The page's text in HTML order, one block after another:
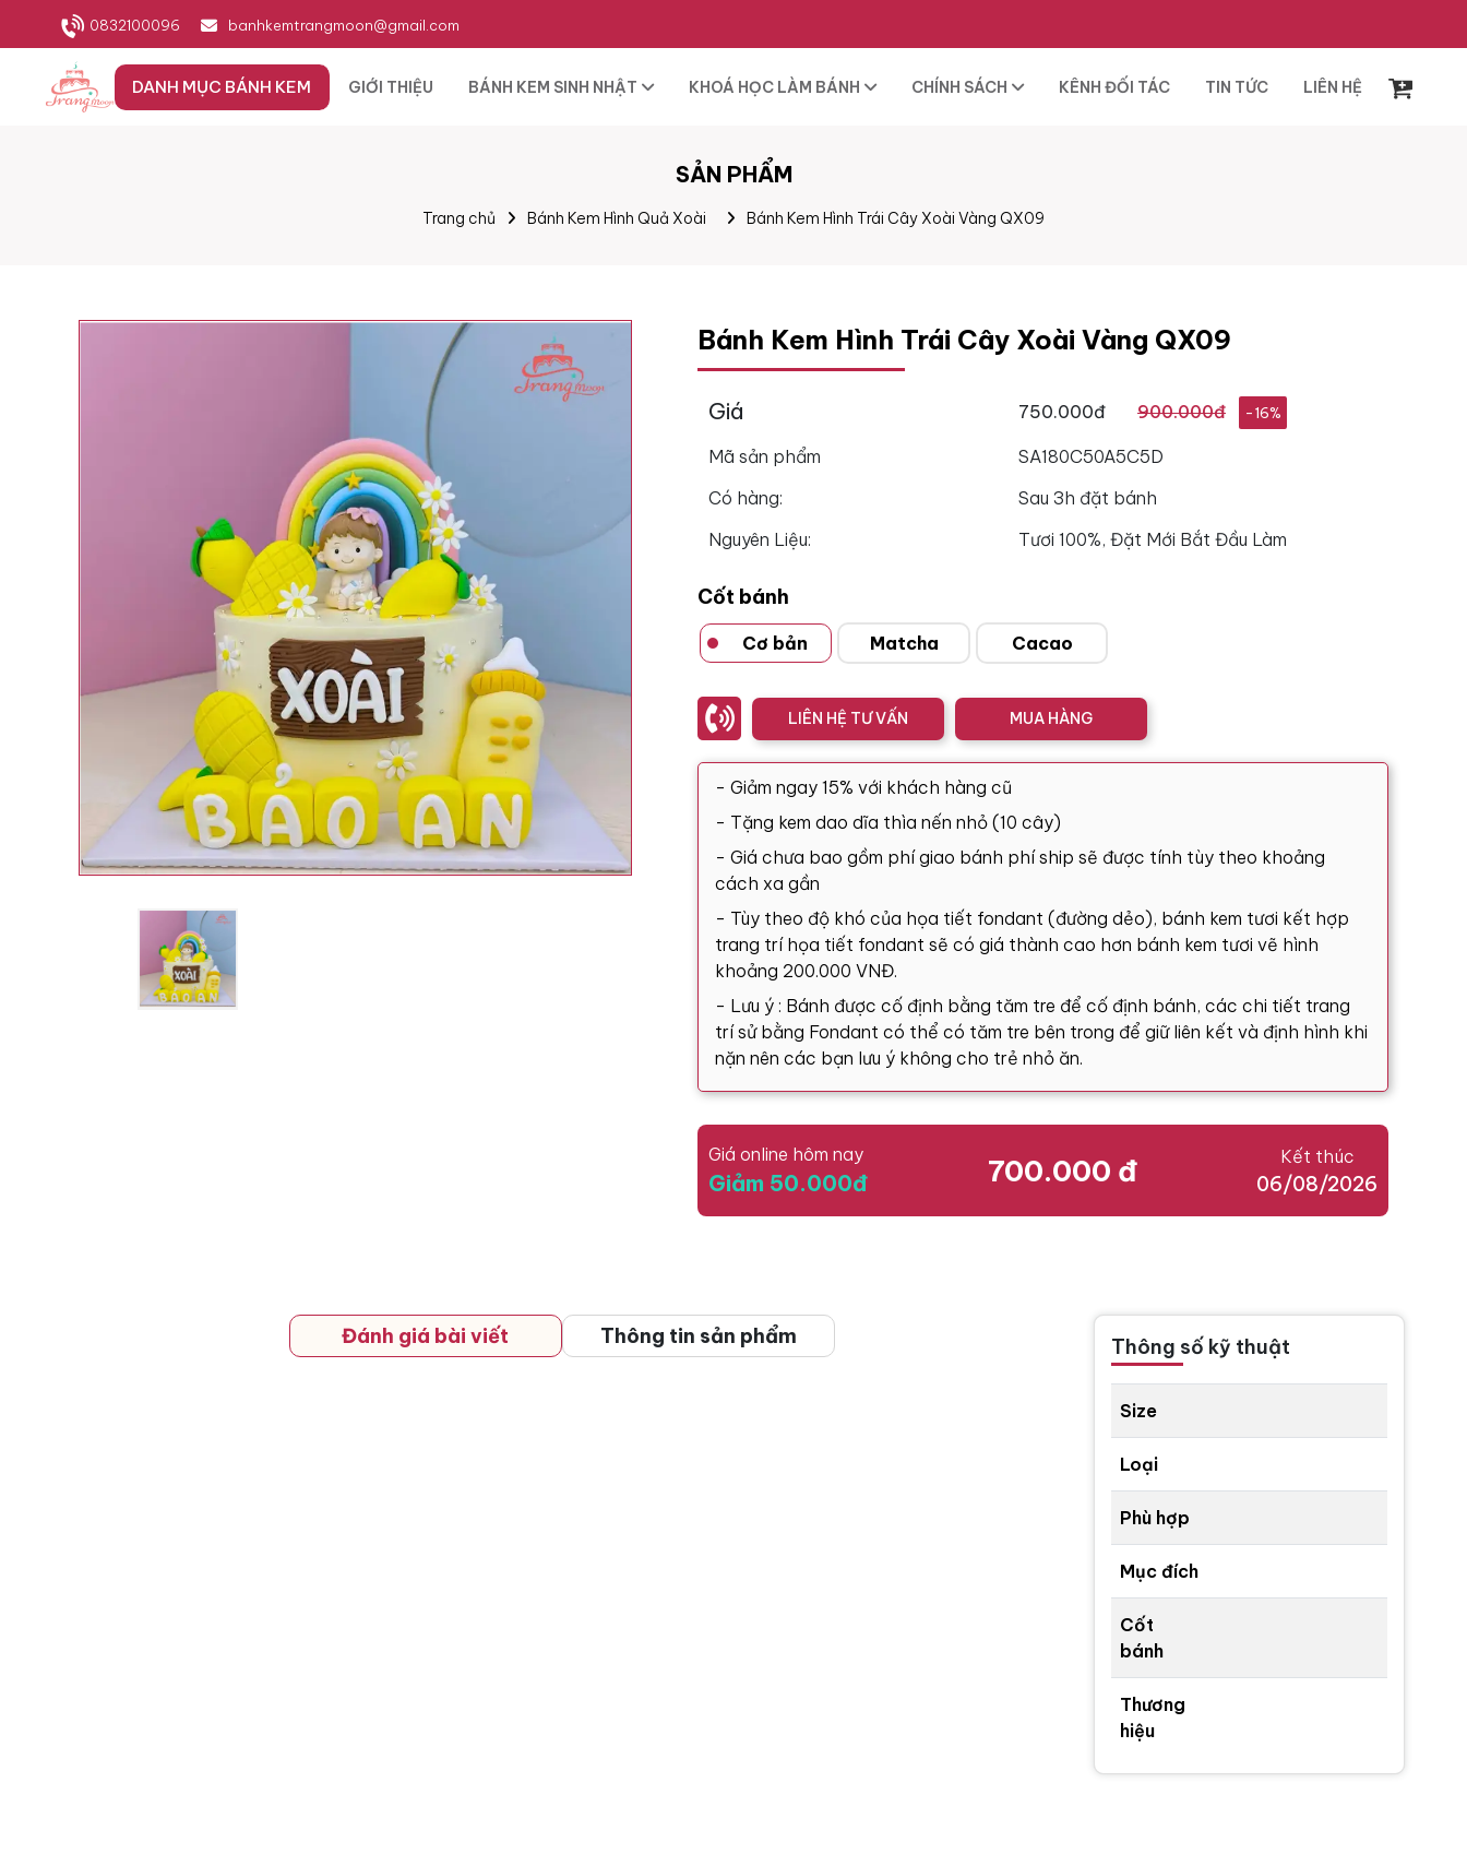
0832100096 banhkemtrangmoon@gmail.com
DANH MỤC BÁNH KEM GIỚI THIỆU BÁNH KEM SINH NHẬT KHOÁ HỌC LÀM BÁNH CHÍNH SÁCH KÊNH ĐỐI TÁC TIN TỨC LIÊN HỆ
SẢN PHẨM
Trang chủ Bánh Kem Hình Quả Xoài Bánh Kem Hình Trái Cây Xoài Vàng QX09
Bánh Kem Hình Trái Cây Xoài Vàng QX09
Giá 750.000đ 900.000đ -16%
Mã sản phẩm
SA180C50A5C5D
Có hàng:
Sau 3h đặt bánh
Nguyên Liệu:
Tươi 100%, Đặt Mới Bắt Đầu Làm
Cốt bánh
Cơ bản Matcha Cacao
LIÊN HỆ TƯ VẤN MUA HÀNG
- Giảm ngay 15% với khách hàng cũ
- Tặng kem dao dĩa thìa nến nhỏ (10 cây)
- Giá chưa bao gồm phí giao bánh phí ship sẽ được tính tùy theo khoảng
cách xa gần
- Tùy theo độ khó của họa tiết fondant (đường dẻo), bánh kem tươi kết hợp
trang trí họa tiết fondant sẽ có giá thành cao hơn bánh kem tươi vẽ hình
khoảng 200.000 VNĐ.
- Lưu ý : Bánh được cố định bằng tăm tre để cố định bánh, các chi tiết trang
trí sử bằng Fondant có thể có tăm tre bên trong để giữ liên kết và định hình khi
nặn nên các bạn lưu ý không cho trẻ nhỏ ăn.
Giá online hôm nay
Giảm 50.000đ 700.000 đ Kết thúc
06/08/2026
Đánh giá bài viết Thông tin sản phẩm Thông số kỹ thuật
Size
Loại
Phù hợp
Mục đích
Cốt
bánh
Thương
hiệu